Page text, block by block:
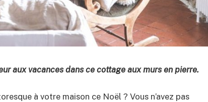
aux vacances dans ce cottage aux murs en pierre.
à votre maison ce Noël ? Vous n’avez pas